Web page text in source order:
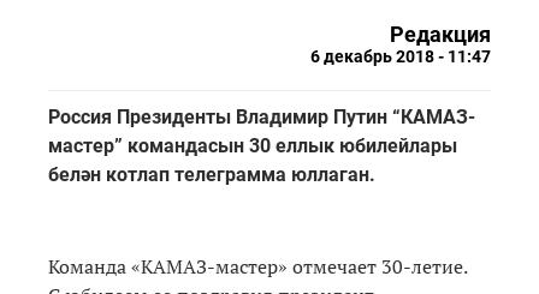
Редакция
6 декабрь 2018 - 11:47
Россия Президенты Владимир Путин “КАМАЗ-
мастер” командасын 30 еллык юбилейлары
белән котлап телеграмма юллаган.
Команда «КАМАЗ-мастер» отмечает 30-летие.